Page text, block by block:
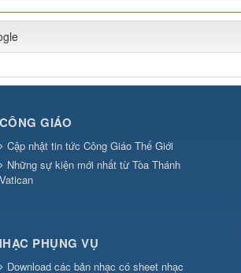
GIÁO
Cập nhật tin tức Công Giáo Thế Giới
Những sự kiện mới nhất từ Tòa Thánh
Vatican
PHỤNG VỤ
Download các bản nhạc có sheet nhạc